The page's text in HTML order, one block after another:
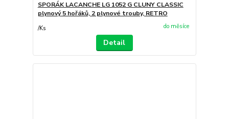
SPORÁK LACANCHE LG 1052 G CLUNY CLASSIC
plynový 5 hořáků, 2 plynové trouby, RETRO
/Ks do měsíce
Detail